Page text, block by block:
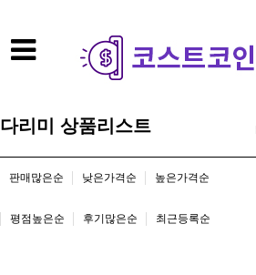
다리미 상품리스트
판매많은순 낮은가격순 높은가격순
평점높은순 후기많은순 최근등록순